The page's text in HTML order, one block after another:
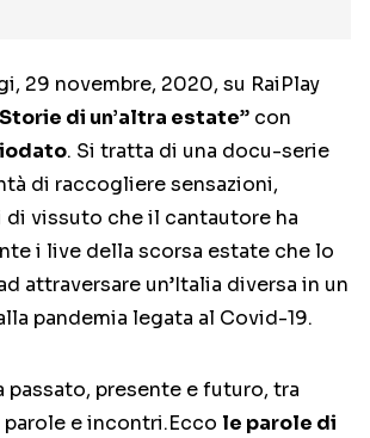
29 novembre, 2020, su RaiPlay
Storie di un’altra estate” con
. Si tratta di una docu-serie
di raccogliere sensazioni,
di vissuto che il cantautore ha
i live della scorsa estate che lo
attraversare un’Italia diversa in un
pandemia legata al Covid-19.
passato, presente e futuro, tra
e incontri.Ecco le parole di